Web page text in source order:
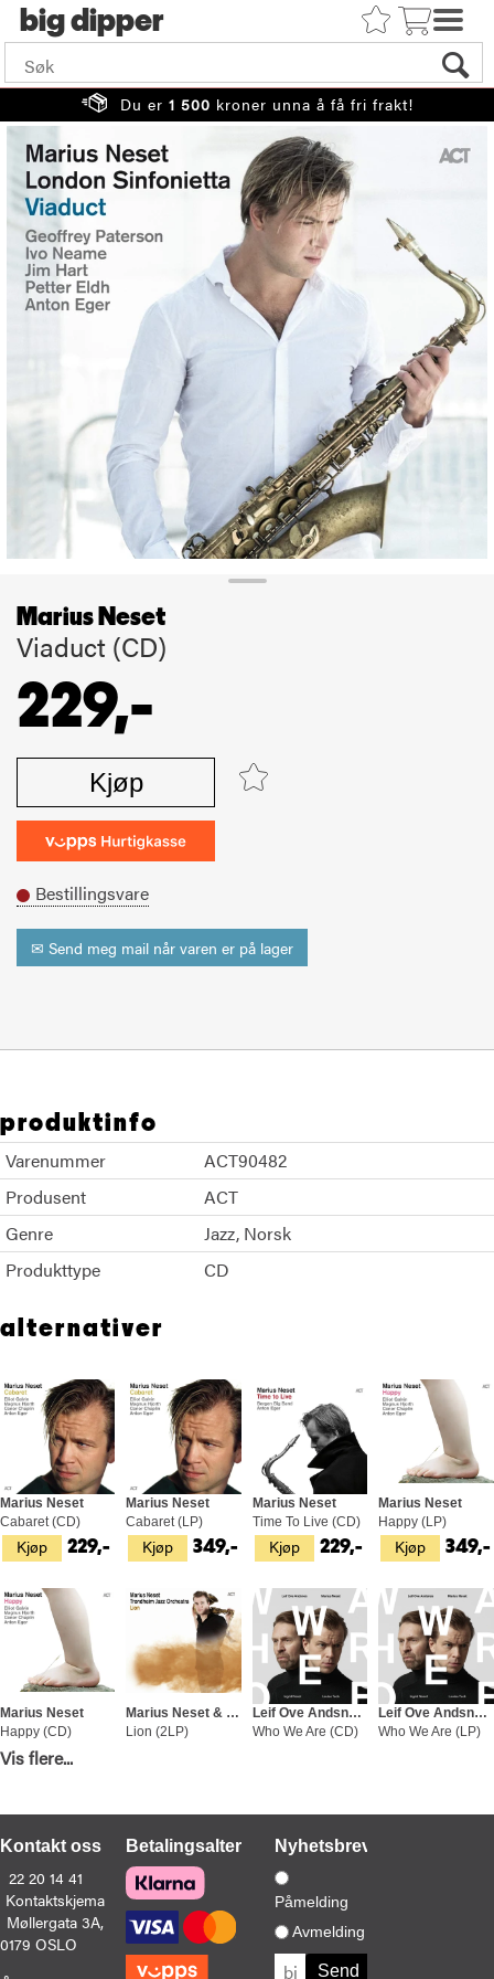
big
Du er 1 500 kroner unna å få fri frakt!
Marius Neset
Viaduct (CD)
229,-
Kjøp
Bestillingsvare
✉ Send meg mail når varen er på lager
produktinfo
Varenummer
ACT90482
Produsent
ACT
Genre
Jazz Norsk
Produkttype
CD
alternativer
Kjøp
Marius Neset
Cabaret (CD)
229,- Kjøp
Marius Neset
Cabaret (LP)
349,- Kjøp
Marius Neset
Time To Live (CD)
229,- Kjøp
Marius Neset
Happy (LP)
349,-
Kjøp
Marius Neset
Happy (CD)
229,-
Marius Neset & Trondheim Jazz Orchestra
Lion (2LP)
Leif Ove Andsnes & Marius Neset
Who We Are (CD)
Leif Ove Andsnes & Marius Neset
Who We Are (LP)
Kjøp
Marius Neset
Pinball (LP)
349,-
Vis flere...
Kontakt oss
22 20 14 41
Kontaktskjema
Møllergata 3A,
0179 OSLO
BetalingsalternativerNyhetsbrev
Påmelding
Avmelding